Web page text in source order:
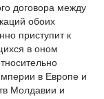
договора между
обоих
приступит к
в оном
в Европе и
Молдавии и